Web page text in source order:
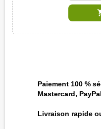
Paiement 100 %
Mastercard, PayPal
Livraison rapide